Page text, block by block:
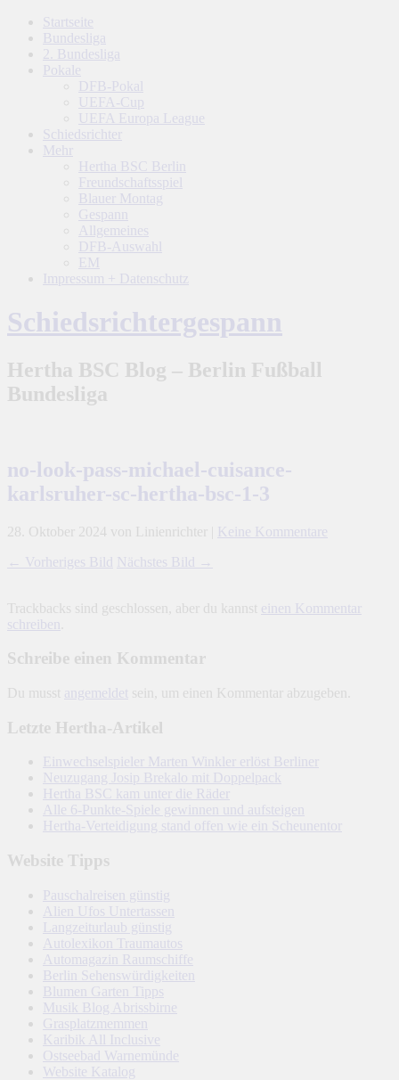
Startseite
Bundesliga
2. Bundesliga
Pokale
DFB-Pokal
UEFA-Cup
UEFA Europa League
Schiedsrichter
Mehr
Hertha BSC Berlin
Freundschaftsspiel
Blauer Montag
Gespann
Allgemeines
DFB-Auswahl
EM
Impressum + Datenschutz
Schiedsrichtergespann
Hertha BSC Blog – Berlin Fußball
Bundesliga
no-look-pass-michael-cuisance-
karlsruher-sc-hertha-bsc-1-3
28. Oktober 2024 von Linienrichter
Keine Kommentare
← Vorheriges Bild
Nächstes Bild →
Trackbacks sind geschlossen, aber du kannst einen Kommentar
schreiben
Schreibe einen Kommentar
Du musst angemeldet sein, um einen Kommentar abzugeben.
Letzte Hertha-Artikel
Einwechselspieler Marten Winkler erlöst Berliner
Neuzugang Josip Brekalo mit Doppelpack
Hertha BSC kam unter die Räder
Alle 6-Punkte-Spiele gewinnen und aufsteigen
Hertha-Verteidigung stand offen wie ein Scheunentor
Website Tipps
Pauschalreisen günstig
Alien Ufos Untertassen
Langzeiturlaub günstig
Autolexikon Traumautos
Automagazin Raumschiffe
Berlin Sehenswürdigkeiten
Blumen Garten Tipps
Musik Blog Abrissbirne
Grasplatzmemmen
Karibik All Inclusive
Ostseebad Warnemünde
Website Katalog